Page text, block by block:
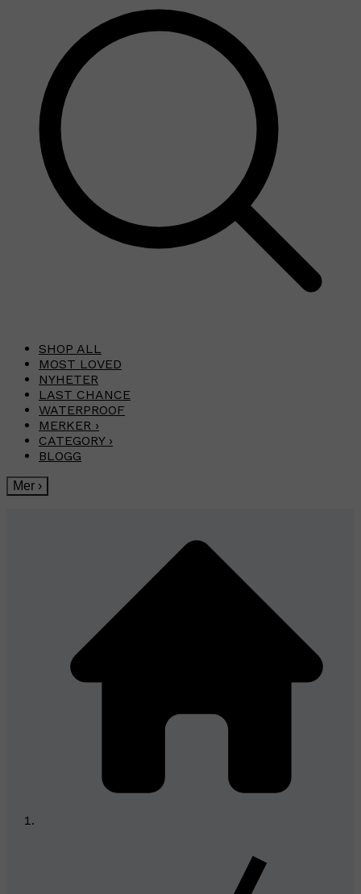
SHOP ALL
MOST LOVED
NYHETER
LAST CHANCE
WATERPROOF
MERKER ›
CATEGORY ›
BLOGG
Mer ›